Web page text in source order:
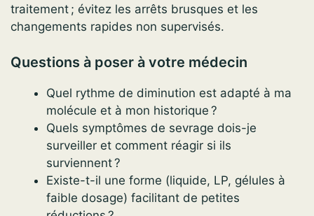
traitement ; évitez les arrêts brusques et les
changements rapides non supervisés.
Questions à poser à votre médecin
Quel rythme de diminution est adapté à ma
molécule et à mon historique ?
Quels symptômes de sevrage dois-je
surveiller et comment réagir si ils
surviennent ?
Existe-t-il une forme (liquide, LP, gélules à
faible dosage) facilitant de petites